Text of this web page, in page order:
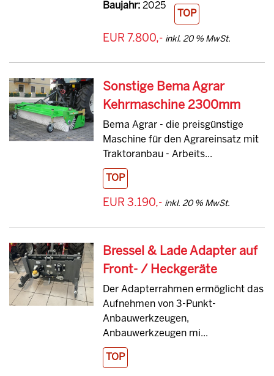
Baujahr:2025
TOP
EUR 7.800,- inkl. 20 % MwSt.
Sonstige Bema Agrar
Kehrmaschine 2300mm
Bema Agrar - die preisgünstige
Maschine für den Agrareinsatz mit
Traktoranbau - Arbeits...
TOP
EUR 3.190,- inkl. 20 % MwSt.
Bressel & Lade Adapter auf
Front- / Heckgeräte
Der Adapterrahmen ermöglicht das
Aufnehmen von 3-Punkt-
Anbauwerkzeugen,
Anbauwerkzeugen mi...
TOP